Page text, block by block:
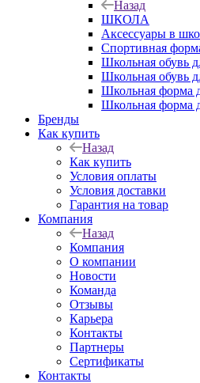
Назад
ШКОЛА
Аксессуары в
Спортивная
Школьная обувь
Школьная обувь
Школьная форма
Школьная форма
Бренды
Как купить
Назад
Как купить
Условия оплаты
Условия доставки
Гарантия на товар
Компания
Назад
Компания
О компании
Новости
Команда
Отзывы
Карьера
Контакты
Партнеры
Сертификаты
Контакты